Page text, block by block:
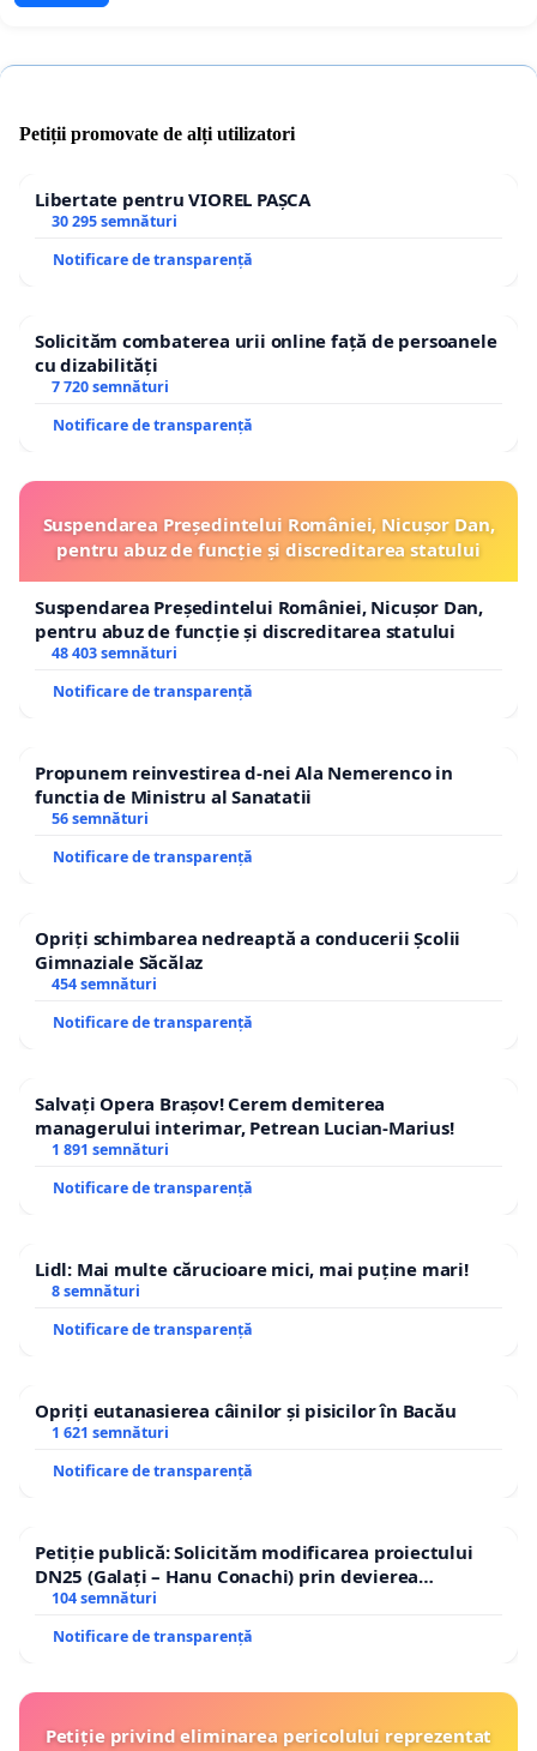
Petiții promovate de alți utilizatori
Libertate pentru VIOREL PAȘCA
30 295 semnături
Notificare de transparență
Solicităm combaterea urii online față de persoanele
cu dizabilități
7 720 semnături
Notificare de transparență
Suspendarea Președintelui României, Nicușor Dan,
pentru abuz de funcție și discreditarea statului
Suspendarea Președintelui României, Nicușor Dan,
pentru abuz de funcție și discreditarea statului
48 403 semnături
Notificare de transparență
Propunem reinvestirea d-nei Ala Nemerenco in
functia de Ministru al Sanatatii
56 semnături
Notificare de transparență
Opriți schimbarea nedreaptă a conducerii Școlii
Gimnaziale Săcălaz
454 semnături
Notificare de transparență
Salvați Opera Brașov! Cerem demiterea
managerului interimar, Petrean Lucian-Marius!
1 891 semnături
Notificare de transparență
Lidl: Mai multe cărucioare mici, mai puține mari!
8 semnături
Notificare de transparență
Opriți eutanasierea câinilor și pisicilor în Bacău
1 621 semnături
Notificare de transparență
Petiție publică: Solicităm modificarea proiectului
DN25 (Galați – Hanu Conachi) prin devierea
traseului în afara localităților!
104 semnături
Notificare de transparență
Petiție privind eliminarea pericolului reprezentat